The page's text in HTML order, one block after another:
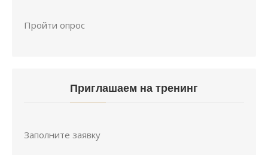
Пройти опрос
Приглашаем на тренинг
Заполните заявку